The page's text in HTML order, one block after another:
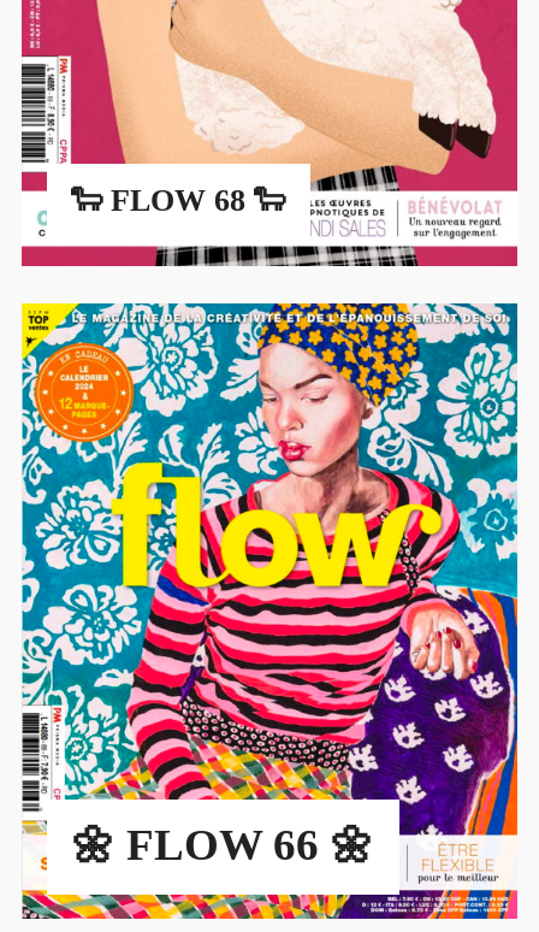
🐑 FLOW 68 🐑
🌼 FLOW 66 🌼